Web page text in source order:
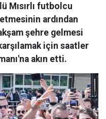
Mısırlı futbolcu
ardından
şehre gelmesi
için saatler
akın etti.